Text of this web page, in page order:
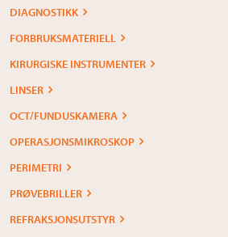
DIAGNOSTIKK
FORBRUKSMATERIELL
KIRURGISKE INSTRUMENTER
LINSER
OCT/FUNDUSKAMERA
OPERASJONSMIKROSKOP
PERIMETRI
PRØVEBRILLER
REFRAKSJONSUTSTYR